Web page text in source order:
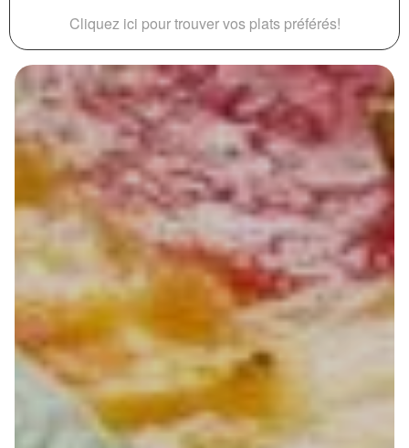
Cliquez ici pour trouver vos plats préférés!